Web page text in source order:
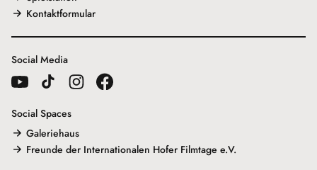
Kontaktformular
Social Media
Social Spaces
Galeriehaus
Freunde der Internationalen Hofer Filmtage e.V.